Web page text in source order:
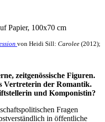
Papier, 100x70 cm
von Heidi Sill: Carolee (2012);
zeitgenössische Figuren.
Vertreterin der Romantik.
und Komponistin?
Fragen
in öffentliche